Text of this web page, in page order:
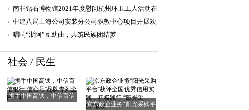
关爱探访、幸
南非钻石博物馆2021年度慰问杭州环卫工人活动在
杭顺利举行
中建八局上海公司安装分公司职教中心项目开展欢
度中秋活动
唱响“浙阿”互助曲，共筑民族团结梦
社会 / 民生
携手中国高铁，中信百信
京东政企业务“阳光采购平